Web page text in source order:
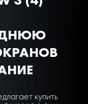
купить